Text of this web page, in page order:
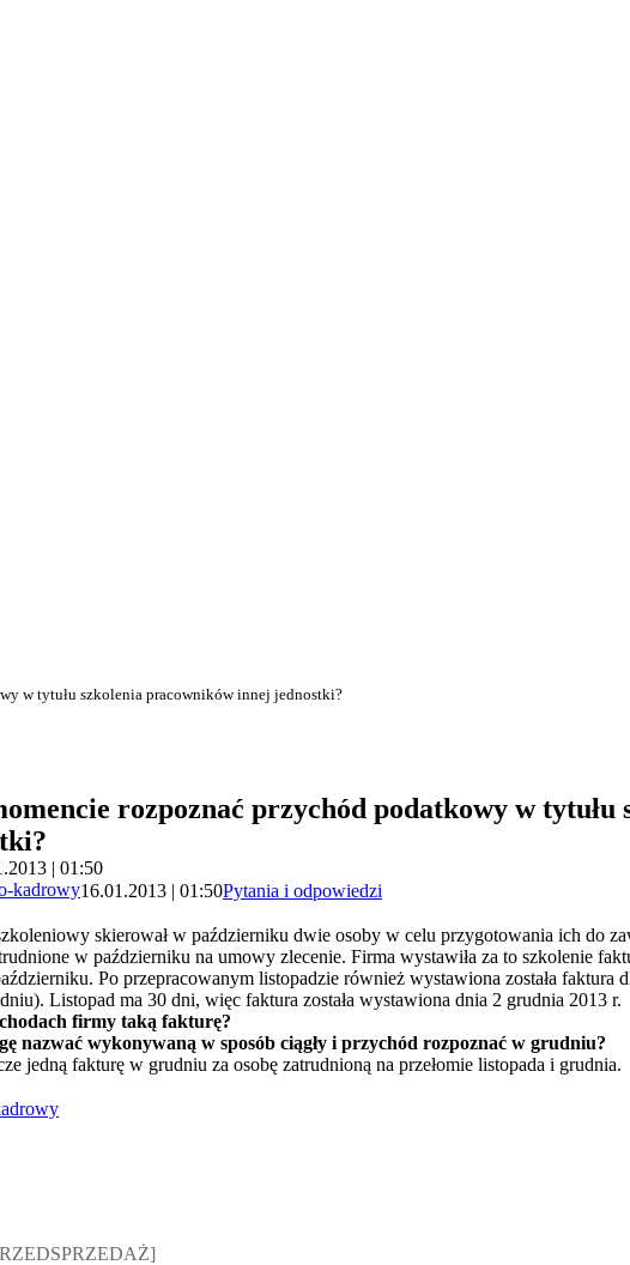
w tytułu szkolenia pracowników innej jednostki?
rozpoznać przychód podatkowy w tytułu
| 01:50
kadrowy16.01.2013 | 01:50Pytania i odpowiedzi
skierował w październiku dwie osoby w celu przygotowania ich do
w październiku na umowy zlecenie. Firma wystawiła za to szkolenie
Po przepracowanym listopadzie również wystawiona została faktura
Listopad ma 30 dni, więc faktura została wystawiona dnia 2 grudnia 2013 r.
firmy taką fakturę?
nazwać wykonywaną w sposób ciągły i przychód rozpoznać w grudniu?
jedną fakturę w grudniu za osobę zatrudnioną na przełomie listopada i grudnia.
Mateusz Jakubik, Rafał Prabucki - otwiera się w nowym oknie